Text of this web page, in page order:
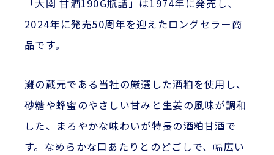
「大関 甘酒190G瓶詰」は1974年に発売し、
2024年に発売50周年を迎えたロングセラー商
品です。
灘の蔵元である当社の厳選した酒粕を使用し、
砂糖や蜂蜜のやさしい甘みと生姜の風味が調和
した、まろやかな味わいが特長の酒粕甘酒で
す。なめらかな口あたりとのどごしで、幅広い